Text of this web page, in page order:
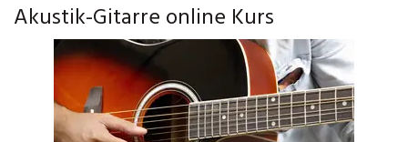
Akustik-Gitarre online Kurs